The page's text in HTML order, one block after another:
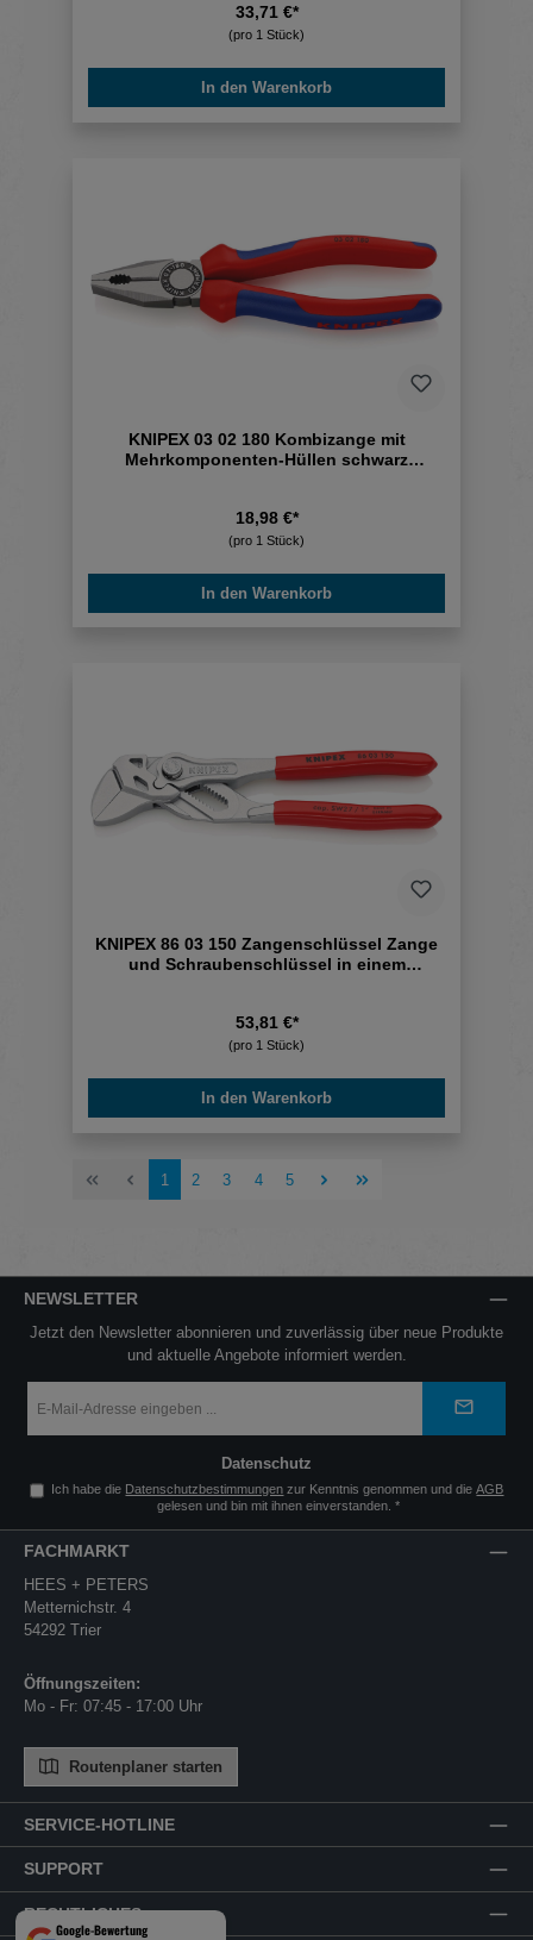
33,71 €*
(pro 1 Stück)
In den Warenkorb
KNIPEX 03 02 180 Kombizange mit
Mehrkomponenten-Hüllen schwarz
18,98 €*
(pro 1 Stück)
In den Warenkorb
KNIPEX 86 03 150 Zangenschlüssel Zange
und Schraubenschlüssel in einem
53,81 €*
(pro 1 Stück)
In den Warenkorb
Seite
1 Seite
2 Seite
3 Seite
4 Seite
5
NEWSLETTER
Jetzt den Newsletter abonnieren und zuverlässig über neue Produkte
und aktuelle Angebote informiert werden.
Mail-
*
Datenschutz
Ich habe die Datenschutzbestimmungen zur Kenntnis genommen und dieAGB
gelesen und bin mit ihnen einverstanden. *
SERVICE-HOTLINE
SUPPORT
RECHTLICHES
FACHMARKT
HEES + PETERS
Metternichstr. 4
54292 Trier
Öffnungszeiten:
Mo - Fr: 07:45 - 17:00 Uhr
Routenplaner starten
Google-Bewertung